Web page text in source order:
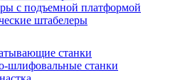
с подъемной платформой
штабелеры
станки
шлифовальные станки